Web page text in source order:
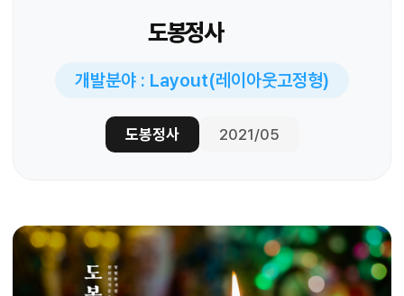
도봉정사
개발분야 : Layout(레이아웃고정형)
도봉정사 2021/05